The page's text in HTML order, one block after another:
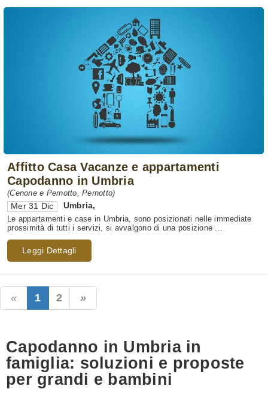
Affitto Casa Vacanze e appartamenti
Capodanno in Umbria
(Cenone e Pernotto, Pernotto)
Mer 31 Dic Umbria,
Le appartamenti e case in Umbria, sono posizionati nelle immediate
prossimità di tutti i servizi, si avvalgono di una posizione ...
Leggi Dettagli
1 2
Capodanno in Umbria in
famiglia: soluzioni e proposte
per grandi e bambini